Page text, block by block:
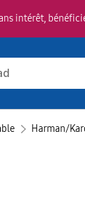
intérêt,
Harman/